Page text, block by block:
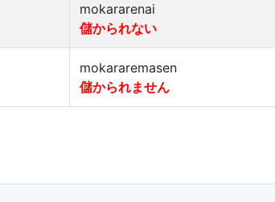
mokararenai
儲かられない
mokararemasen
儲かられません